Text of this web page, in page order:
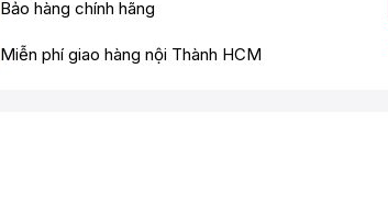
Bảo hàng chính hãng
Miễn phí giao hàng nội Thành HCM